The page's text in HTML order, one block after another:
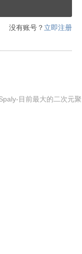
没有账号？ 立即注册
目前最大的二次元聚